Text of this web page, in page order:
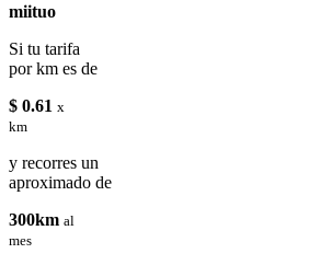
miituo
Si tu tarifa
por km es de
$ 0.61 x
km
y recorres un
aproximado de
300km al
mes